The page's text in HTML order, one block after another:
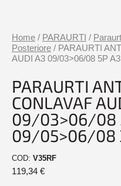
Home / PARAURTI /
Posteriore / PARAURTI
AUDI A3 09/03>06/08 5P
PARAURTI
CONLAVAF
09/03>06/08
09/05>06/08
COD: V35RF
119,34 €